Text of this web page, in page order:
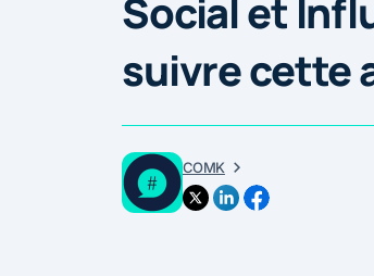
Social et
suivre cette
COMK